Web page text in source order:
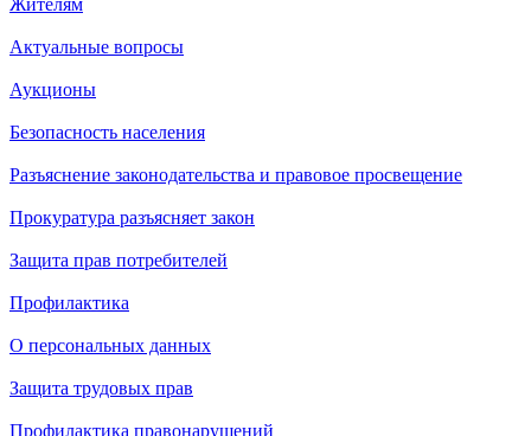
Жителям
Актуальные вопросы
Аукционы
Безопасность населения
Разъяснение законодательства и правовое просвещение
Прокуратура разъясняет закон
Защита прав потребителей
Профилактика
О персональных данных
Защита трудовых прав
Профилактика правонарушений